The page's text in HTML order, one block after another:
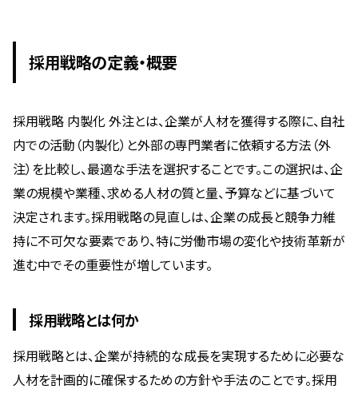
採用戦略の定義・概要
採用戦略 内製化 外注とは、企業が人材を獲得する際に、自社
内での活動（内製化）と外部の専門業者に依頼する方法（外
注）を比較し、最適な手法を選択することです。この選択は、企
業の規模や業種、求める人材の質と量、予算などに基づいて
決定されます。採用戦略の見直しは、企業の成長と競争力維
持に不可欠な要素であり、特に労働市場の変化や技術革新が
進む中でその重要性が増しています。
採用戦略とは何か
採用戦略とは、企業が持続的な成長を実現するために必要な
人材を計画的に確保するための方針や手法のことです。採用